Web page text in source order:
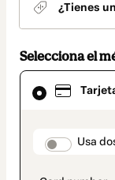
¿Tienes
Selecciona el
Usa
El
método
seleccionado